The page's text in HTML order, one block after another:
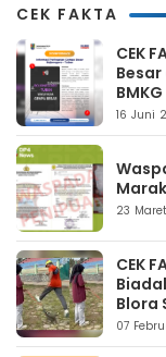
CEK FAKTA
CEK
BMKG
16 Juni
23
CEK
Blora
07